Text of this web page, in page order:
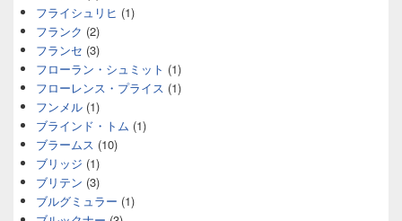
フライシュリヒ (1)
フランク (2)
フランセ (3)
フローラン・シュミット (1)
フローレンス・プライス (1)
フンメル (1)
ブラインド・トム (1)
ブラームス (10)
ブリッジ (1)
ブリテン (3)
ブルグミュラー (1)